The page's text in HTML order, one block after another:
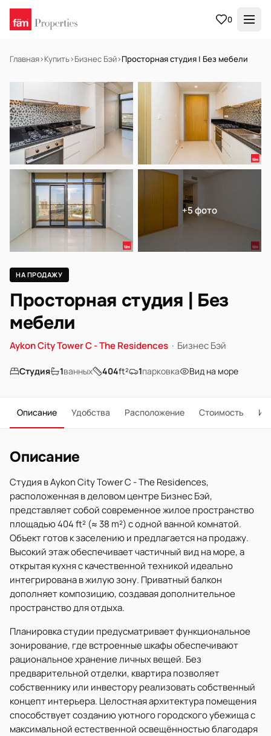
0
Главная›Купить›Бизнес Бэй›Просторная студия | Без мебели
Готов к заселению
+5 фото
НА ПРОДАЖУ
Просторная студия | Без
мебели
Aykon City Tower C - The Residences · Бизнес Бэй
Студия 1ванных 404ft² 1парковка Вид на море
Описание Удобства Расположение Стоимость
Описание
Студия в Aykon City Tower C - The Residences,
расположенная в деловом центре Бизнес Бэй,
представляет собой современное жилое пространство
площадью 404 ft² (≈ 38 m²) с одной ванной комнатой.
Объект готов к заселению и предлагается на продажу.
Высокий этаж обеспечивает частичный вид на море, а
открытая кухня с качественной техникой идеально
интегрирована в жилую зону. Приватный балкон
дополняет композицию, создавая дополнительное
пространство для отдыха.
Планировка студии предусматривает функциональное
зонирование, где встроенные шкафы обеспечивают
рациональное хранение личных вещей. Без
предварительной отделки, квартира позволяет
собственнику или инвестору реализовать собственный
концепт интерьера. Целостная архитектура помещения
способствует созданию уютного городского убежища с
максимальной естественной освещённостью благодаря